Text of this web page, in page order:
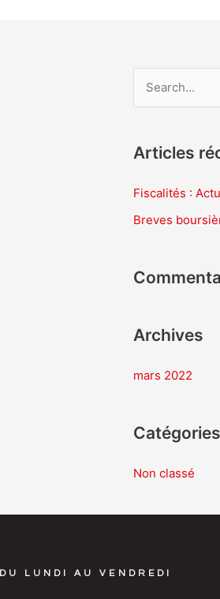
h
e
e
Articles
Fiscalités :
Breves
Archives
mars 2022
Catégories
Non classé
LUNDI AU VENDREDI